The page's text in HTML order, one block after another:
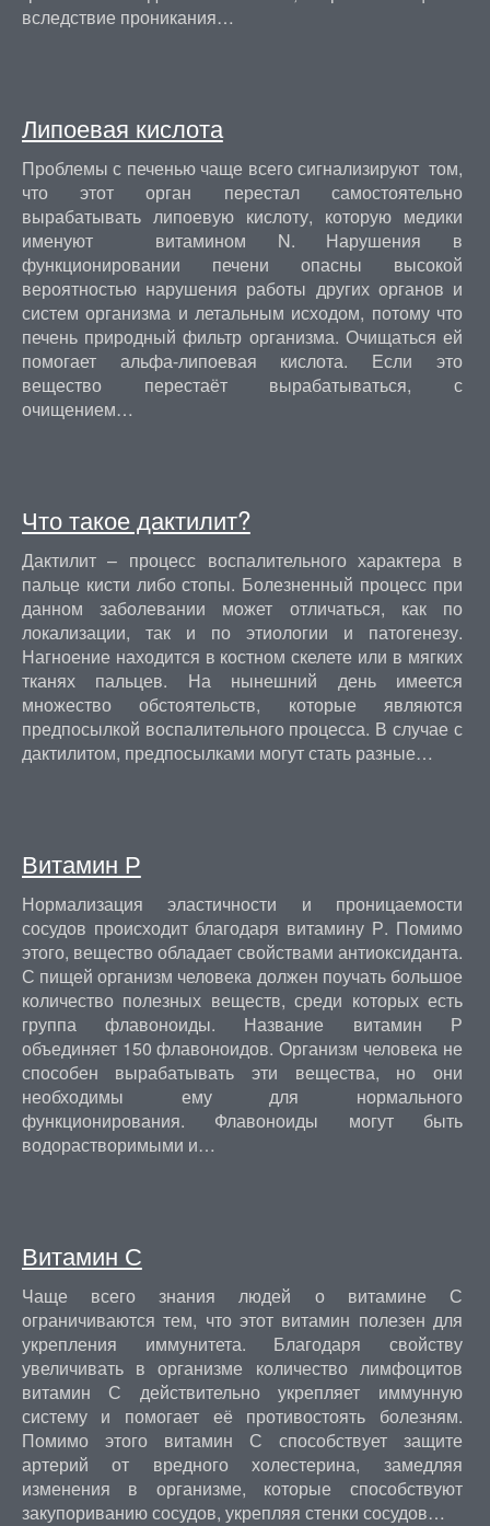
вследствие проникания…
Липоевая кислота
Проблемы с печенью чаще всего сигнализируют том,
что этот орган перестал самостоятельно
вырабатывать липоевую кислоту, которую медики
именуют витамином N. Нарушения в
функционировании печени опасны высокой
вероятностью нарушения работы других органов и
систем организма и летальным исходом, потому что
печень природный фильтр организма. Очищаться ей
помогает альфа-липоевая кислота. Если это
вещество перестаёт вырабатываться, с
очищением…
Что такое дактилит?
Дактилит – процесс воспалительного характера в
пальце кисти либо стопы. Болезненный процесс при
данном заболевании может отличаться, как по
локализации, так и по этиологии и патогенезу.
Нагноение находится в костном скелете или в мягких
тканях пальцев. На нынешний день имеется
множество обстоятельств, которые являются
предпосылкой воспалительного процесса. В случае с
дактилитом, предпосылками могут стать разные…
Витамин Р
Нормализация эластичности и проницаемости
сосудов происходит благодаря витамину Р. Помимо
этого, вещество обладает свойствами антиоксиданта.
С пищей организм человека должен поучать большое
количество полезных веществ, среди которых есть
группа флавоноиды. Название витамин Р
объединяет 150 флавоноидов. Организм человека не
способен вырабатывать эти вещества, но они
необходимы ему для нормального
функционирования. Флавоноиды могут быть
водорастворимыми и…
Витамин С
Чаще всего знания людей о витамине С
ограничиваются тем, что этот витамин полезен для
укрепления иммунитета. Благодаря свойству
увеличивать в организме количество лимфоцитов
витамин С действительно укрепляет иммунную
систему и помогает её противостоять болезням.
Помимо этого витамин С способствует защите
артерий от вредного холестерина, замедляя
изменения в организме, которые способствуют
закупориванию сосудов, укрепляя стенки сосудов…